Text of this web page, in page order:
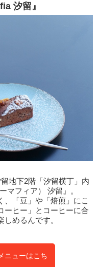
汐留』
地下2階「汐留横丁」内
マフィア） 汐留』。
、「豆」や「焙煎」にこ
ーヒー」とコーヒーに合
めるんです。
ニューはこち